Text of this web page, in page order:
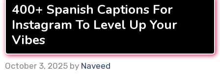
400+ Spanish Captions For
Instagram To Level Up Your
Vibes
October 3, 2025 by Naveed